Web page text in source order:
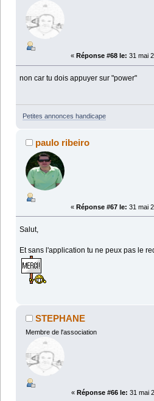
« Réponse #68 le: 31 mai
non car tu dois appuyer sur "power"
Petites annonces handicape
paulo ribeiro
« Réponse #67 le: 31 mai
Salut,
Et sans l'application tu ne peux pas le
STEPHANE
Membre de l'association
« Réponse #66 le: 31 mai